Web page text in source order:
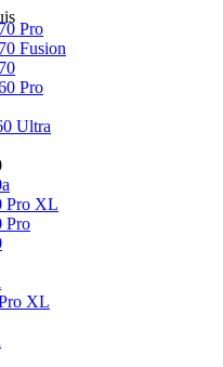
Pro
Fusion
Pro
Ultra
Pro XL
Pro
XL